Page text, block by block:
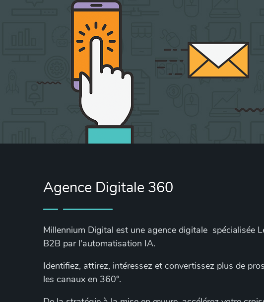
Agence Digitale 360
Millennium Digital est une agence digitale spécialisée
B2B par l'automatisation IA.
Identifiez, attirez, intéressez et convertissez plus de
les canaux en 360°.